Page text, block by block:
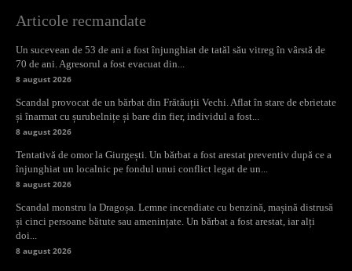
Articole recmandate
Un sucevean de 53 de ani a fost înjunghiat de tatăl său vitreg în vârstă de
70 de ani. Agresorul a fost evacuat din...
8 august 2026
Scandal provocat de un bărbat din Frătăuții Vechi. Aflat în stare de ebrietate
și înarmat cu șurubelnițe și bare din fier, individul a fost...
8 august 2026
Tentativă de omor la Giurgești. Un bărbat a fost arestat preventiv după ce a
înjunghiat un localnic pe fondul unui conflict legat de un...
8 august 2026
Scandal monstru la Dragoșa. Lemne incendiate cu benzină, mașină distrusă
și cinci persoane bătute sau amenințate. Un bărbat a fost arestat, iar alți
doi...
8 august 2026